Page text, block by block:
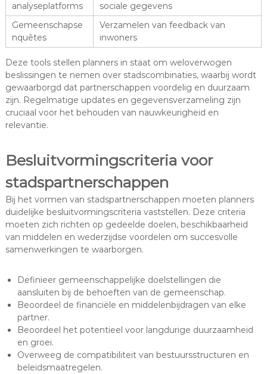
analyseplatforms
sociale gegevens
Gemeenschapse
nquêtes
Verzamelen van feedback van
inwoners
Deze tools stellen planners in staat om weloverwogen
beslissingen te nemen over stadscombinaties, waarbij wordt
gewaarborgd dat partnerschappen voordelig en duurzaam
zijn. Regelmatige updates en gegevensverzameling zijn
cruciaal voor het behouden van nauwkeurigheid en
relevantie.
Besluitvormingscriteria voor
stadspartnerschappen
Bij het vormen van stadspartnerschappen moeten planners
duidelijke besluitvormingscriteria vaststellen. Deze criteria
moeten zich richten op gedeelde doelen, beschikbaarheid
van middelen en wederzijdse voordelen om succesvolle
samenwerkingen te waarborgen.
Definieer gemeenschappelijke doelstellingen die
aansluiten bij de behoeften van de gemeenschap.
Beoordeel de financiële en middelenbijdragen van elke
partner.
Beoordeel het potentieel voor langdurige duurzaamheid
en groei.
Overweeg de compatibiliteit van bestuursstructuren en
beleidsmaatregelen.